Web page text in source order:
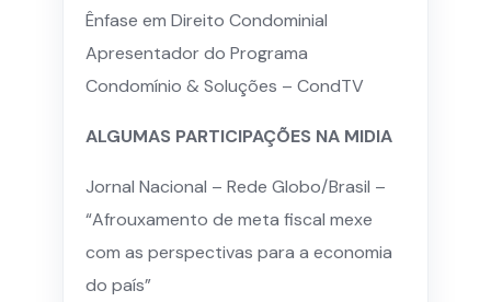
Ênfase em Direito Condominial
Apresentador do Programa
Condomínio & Soluções – CondTV
ALGUMAS PARTICIPAÇÕES NA MIDIA
Jornal Nacional – Rede Globo/Brasil –
“Afrouxamento de meta fiscal mexe
com as perspectivas para a economia
do país”